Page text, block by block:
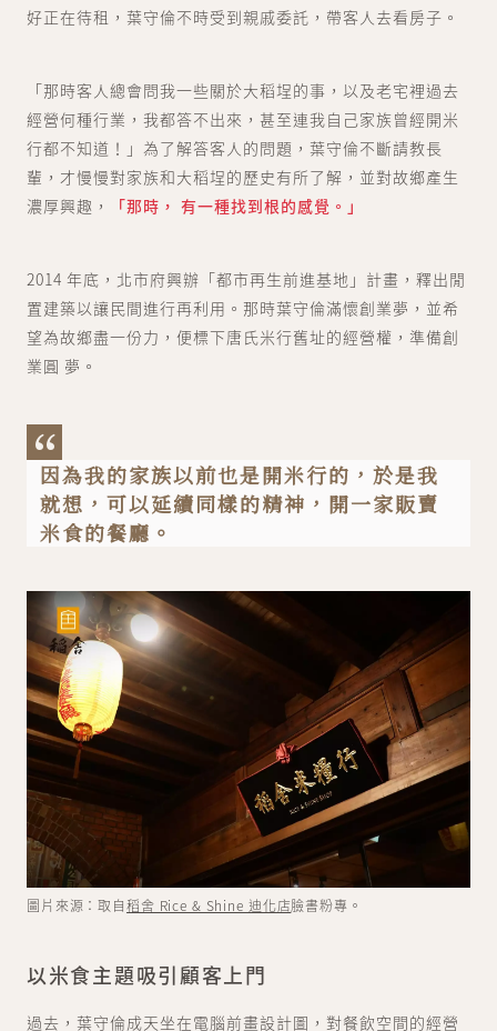
好正在待租，葉守倫不時受到親戚委託，帶客人去看房子。
「那時客人總會問我一些關於大稻埕的事，以及老宅裡過去
經營何種行業，我都答不出來，甚至連我自己家族曾經開米
行都不知道！」為了解答客人的問題，葉守倫不斷請教長
輩，才慢慢對家族和大稻埕的歷史有所了解，並對故鄉產生
濃厚興趣，
「那時， 有一種找到根的感覺。」
2014 年底，北市府興辦「都市再生前進基地」計畫，釋出閒
置建築以讓民間進行再利用。那時葉守倫滿懷創業夢，並希
望為故鄉盡一份力，便標下唐氏米行舊址的經營權，準備創
業圓 夢。
因為我的家族以前也是開米行的，於是我
就想，可以延續同樣的精神，開一家販賣
米食的餐廳。
圖片來源：取自稻舍 Rice & Shine 迪化店臉書粉專。
以米食主題吸引顧客上門
過去，葉守倫成天坐在電腦前畫設計圖，對餐飲空間的經營